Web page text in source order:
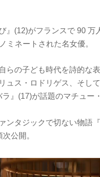
』(12)がフランスで 90 万
ミネートされた名女優。
の子ども時代を詩的な表
ュス・ロドリゲス、そし
』(17)が話題のマチュー
ンタジックで切ない物語
公開。